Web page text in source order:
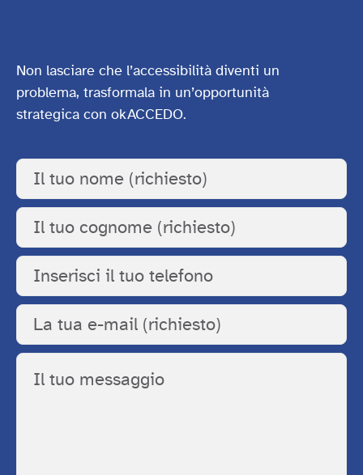
Non lasciare che l’accessibilità diventi un
problema, trasformala in un’opportunità
strategica con okACCEDO.